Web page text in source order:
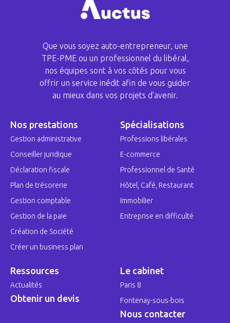
Que vous soyez auto-entrepreneur, une
TPE-PME ou un professionnel du libéral,
nos équipes sont à vos côtés pour vous
offrir un service inédit afin de vous guider
au mieux dans vos projets d’avenir.
Nos prestations
Gestion administrative
Conseiller juridique
Déclaration fiscale
Plan de trésorerie
Gestion comptable
Gestion de la paie
Création de Société
Créer un business plan
Spécialisations
Professions libérales
E-commerce
Professionnel de Santé
Hôtel, Café, Restaurant
Immobilier
Entreprise en difficulté
Ressources
Actualités
Obtenir un devis
Le cabinet
Paris 8
Fontenay-sous-bois
Nous contacter